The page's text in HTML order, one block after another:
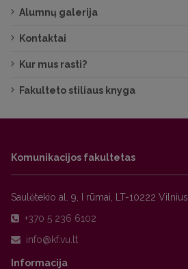
Alumnų galerija
Kontaktai
Kur mus rasti?
Fakulteto stiliaus knyga
Komunikacijos fakultetas
Saulėtekio al. 9, I rūmai, LT-10222 Vilnius
+370 5 236 6102
Informacija